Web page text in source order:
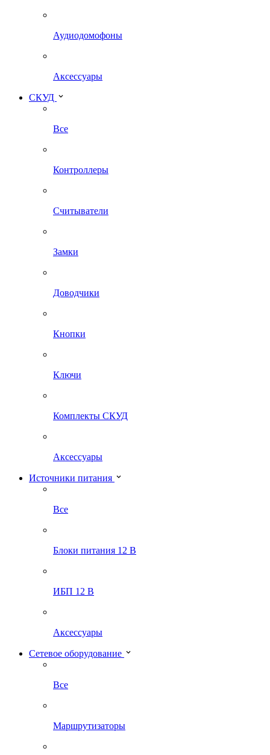
Аудиодомофоны
Аксессуары
СКУД
Все
Контроллеры
Считыватели
Замки
Доводчики
Кнопки
Ключи
Комплекты СКУД
Аксессуары
Источники питания
Все
Блоки питания 12 В
ИБП 12 В
Аксессуары
Сетевое оборудование
Все
Маршрутизаторы